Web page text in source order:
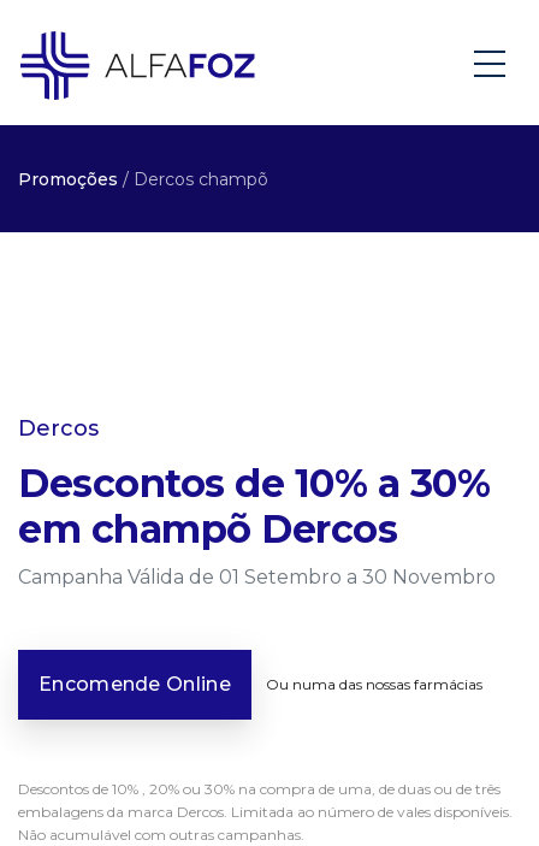
Promoções / Dercos champõ
Dercos
Descontos de 10% a 30%
em champõ Dercos
Campanha Válida de 01 Setembro a 30 Novembro
Encomende Online Ou numa das nossas farmácias
Descontos de 10% , 20% ou 30% na compra de uma, de duas ou de três
embalagens da marca Dercos. Limitada ao número de vales disponíveis.
Não acumulável com outras campanhas.